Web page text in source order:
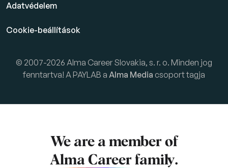
Adatvédelem
Cookie-beállítások
© 2007-2026 Alma Career Slovakia, s. r. o. Minden jog
fenntartva! A PAYLAB a Alma Media csoport tagja
We are a member of
Alma Career family.